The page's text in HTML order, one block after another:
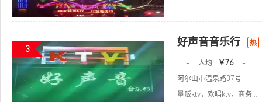
3
好声音音乐行 热
- 人均 ￥76
-
阿尔山市温泉路37号
量贩ktv，欢唱ktv，商务...